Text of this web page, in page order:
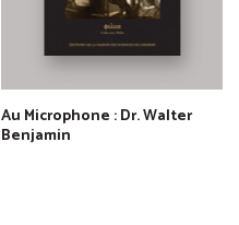
Au Microphone : Dr. Walter
Benjamin